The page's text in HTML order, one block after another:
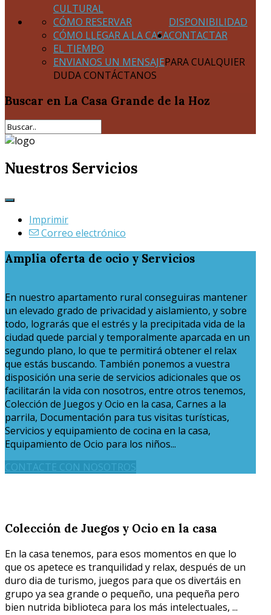
CULTURAL
DISPONIBILIDAD
CÓMO RESERVAR
CÓMO LLEGAR A LA CASA
EL TIEMPO
CONTACTAR
ENVIANOS UN MENSAJEPARA CUALQUIER
DUDA CONTÁCTANOS
Buscar en La Casa Grande de la Hoz
Nuestros Servicios
Imprimir
Correo electrónico
Amplia oferta de ocio y Servicios
En nuestro apartamento rural conseguiras mantener
un elevado grado de privacidad y aislamiento, y sobre
todo, lograrás que el estrés y la precipitada vida de la
ciudad quede parcial y temporalmente aparcada en un
segundo plano, lo que te permitirá obtener el relax
que estás buscando. También ponemos a vuestra
disposición una serie de servicios adicionales que os
facilitarán la vida con nosotros, entre otros tenemos,
Colección de Juegos y Ocio en la casa, Carnes a la
parrila, Documentación para tus visitas turísticas,
Servicios y equipamiento de cocina en la casa,
Equipamiento de Ocio para los niños...
CONTACTE CON NOSOTROS
Colección de Juegos y Ocio en la casa
En la casa tenemos, para esos momentos en que lo
que os apetece es tranquilidad y relax, después de un
duro dia de turismo, juegos para que os divertáis en
grupo ya sea grande o pequeño, una pequeña pero
bien nutrida biblioteca para los más intelectuales, ...